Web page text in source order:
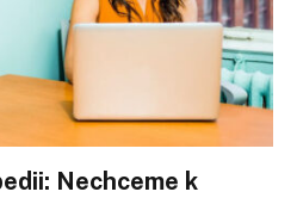
Nechceme k